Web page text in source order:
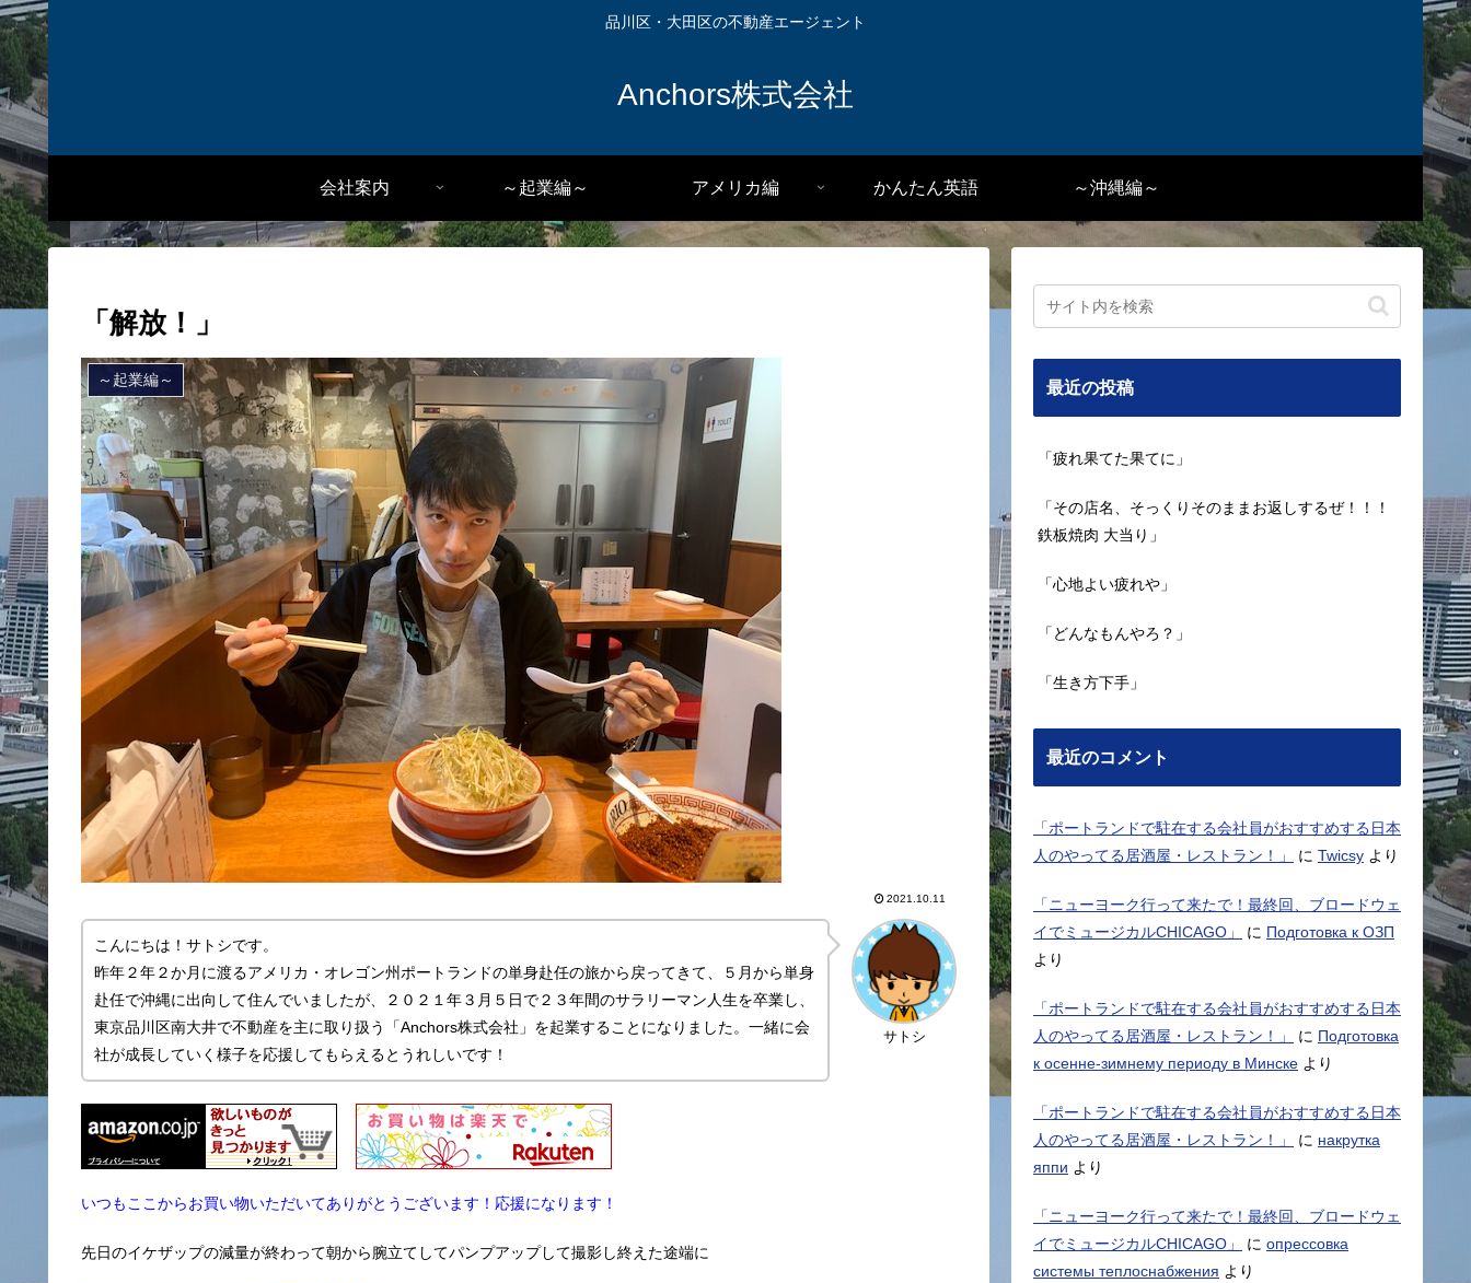
品川区・大田区の不動産エージェント
Anchors株式会社
会社案内 ～起業編～ アメリカ編 かんたん英語 ～沖縄編～
「解放！」
～起業編～
2021.10.11
サトシ
こんにちは！サトシです。
昨年２年２か月に渡るアメリカ・オレゴン州ポートランドの単身赴任の旅から戻ってきて、５月から単身
赴任で沖縄に出向して住んでいましたが、２０２１年３月５日で２３年間のサラリーマン人生を卒業し、
東京品川区南大井で不動産を主に取り扱う「Anchors株式会社」を起業することになりました。一緒に会
社が成長していく様子を応援してもらえるとうれしいです！
いつもここからお買い物いただいてありがとうございます！応援になります！
先日のイケザップの減量が終わって朝から腕立てしてパンプアップして撮影し終えた途端に
最近の投稿
「疲れ果てた果てに」
「その店名、そっくりそのままお返しするぜ！！！
鉄板焼肉 大当り」
「心地よい疲れや」
「どんなもんやろ？」
「生き方下手」
最近のコメント
「ポートランドで駐在する会社員がおすすめする日本
人のやってる居酒屋・レストラン！」
に Twicsy より
「ニューヨーク行って来たで！最終回、ブロードウェ
イでミュージカルCHICAGO」
に Подготовка к ОЗП
より
「ポートランドで駐在する会社員がおすすめする日本
人のやってる居酒屋・レストラン！」
に Подготовка
к осенне-зимнему периоду в Минске より
「ポートランドで駐在する会社員がおすすめする日本
人のやってる居酒屋・レストラン！」
に накрутка
яппи より
「ニューヨーク行って来たで！最終回、ブロードウェ
イでミュージカルCHICAGO」
に опрессовка
системы теплоснабжения より